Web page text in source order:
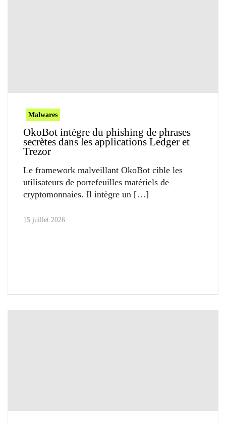
Malwares
OkoBot intègre du phishing de phrases
secrètes dans les applications Ledger et
Trezor
Le framework malveillant OkoBot cible les
utilisateurs de portefeuilles matériels de
cryptomonnaies. Il intègre un
15 juillet 2026